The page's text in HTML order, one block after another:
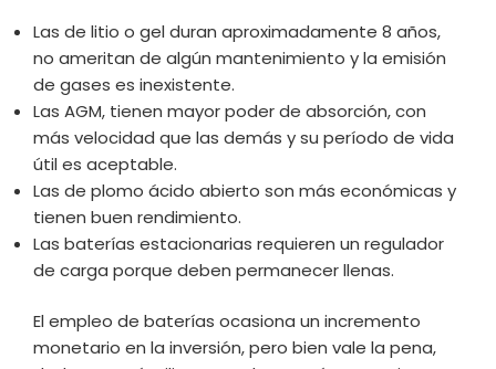
Las de litio o gel duran aproximadamente 8 años,
no ameritan de algún mantenimiento y la emisión
de gases es inexistente.
Las AGM, tienen mayor poder de absorción, con
más velocidad que las demás y su período de vida
útil es aceptable.
Las de plomo ácido abierto son más económicas y
tienen buen rendimiento.
Las baterías estacionarias requieren un regulador
de carga porque deben permanecer llenas.
El empleo de baterías ocasiona un incremento
monetario en la inversión, pero bien vale la pena,